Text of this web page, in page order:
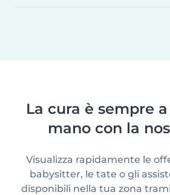
La cura è sempre
mano con la
Visualizza rapidamente le
babysitter, le tate o gli
disponibili nella tua zona